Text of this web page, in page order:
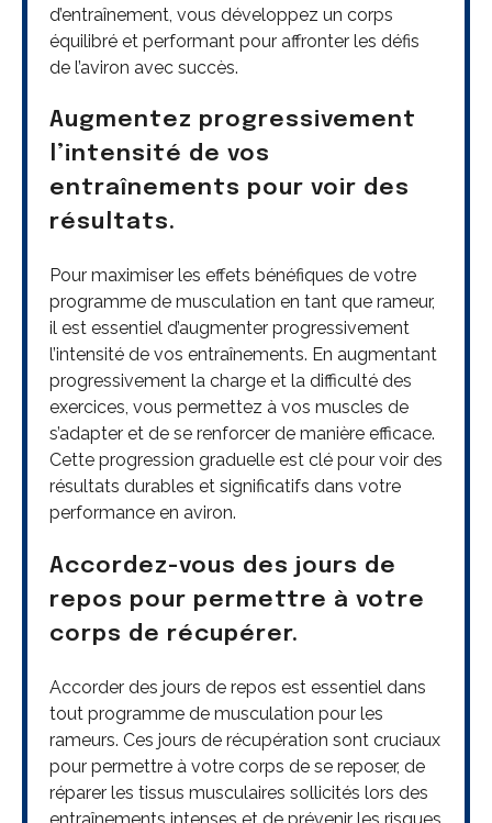
d’entraînement, vous développez un corps
équilibré et performant pour affronter les défis
de l’aviron avec succès.
Augmentez progressivement
l’intensité de vos
entraînements pour voir des
résultats.
Pour maximiser les effets bénéfiques de votre
programme de musculation en tant que rameur,
il est essentiel d’augmenter progressivement
l’intensité de vos entraînements. En augmentant
progressivement la charge et la difficulté des
exercices, vous permettez à vos muscles de
s’adapter et de se renforcer de manière efficace.
Cette progression graduelle est clé pour voir des
résultats durables et significatifs dans votre
performance en aviron.
Accordez-vous des jours de
repos pour permettre à votre
corps de récupérer.
Accorder des jours de repos est essentiel dans
tout programme de musculation pour les
rameurs. Ces jours de récupération sont cruciaux
pour permettre à votre corps de se reposer, de
réparer les tissus musculaires sollicités lors des